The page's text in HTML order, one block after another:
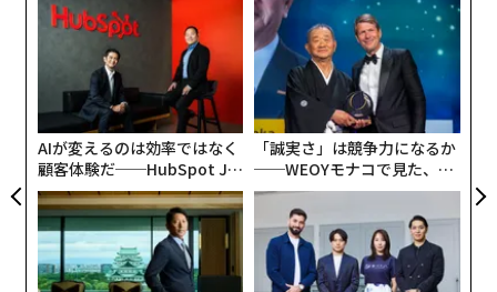
した。Claudeの“人格・価値観”を定義した訓練文書とい
えるものだ。Anthropicの哲学者・AI研究者、アマン
ダ・アスケルはこれが実在の文書であり、教師あり学習
を含むトレーニングに使用したと認めた 。「社内では親
しみを込めて『soul doc（魂の文書）』と呼ばれるよう
になった」とアスケルはXに
投稿している。
AIが変えるのは効率ではなく
顧客体験だ──HubSpot Ja
panが語る「Grow Better」
な組織のつくり方
「誠実さ」は競争力になるか
──WEOYモナコで見た、く
ら寿司の経営哲学